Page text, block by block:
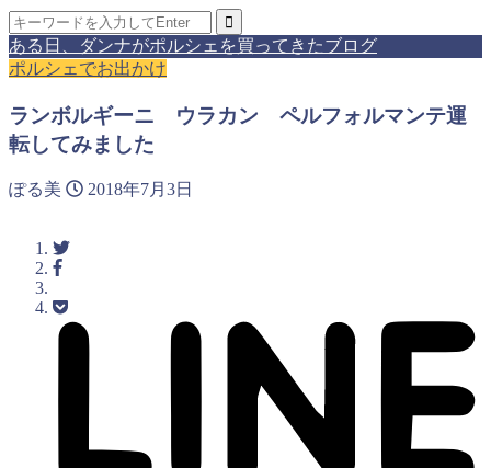
ある日、ダンナがポルシェを買ってきたブログ
ポルシェでお出かけ
ランボルギーニ ウラカン ペルフォルマンテ運
転してみました
ぽる美 2018年7月3日